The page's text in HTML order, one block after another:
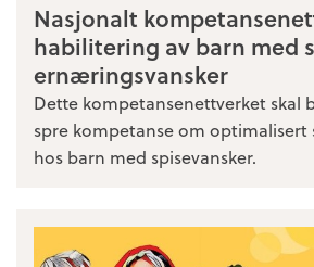
Nasjonalt
habilitering av barn med
ernæringsvansker
Dette kompetansenettverket skal
spre kompetanse om optimalisert
hos barn med spisevansker.